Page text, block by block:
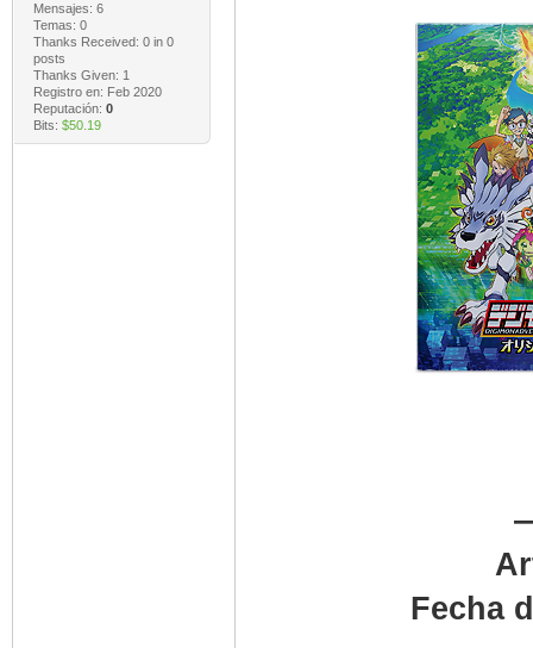
Mensajes: 6
Temas: 0
Thanks Received: 0in 0
posts
Thanks Given: 1
Registro en: Feb 2020
Reputación: 0
Bits: $50.19
Fecha